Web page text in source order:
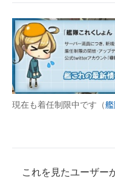
現在も着任制限中です（
これを見たユーザー